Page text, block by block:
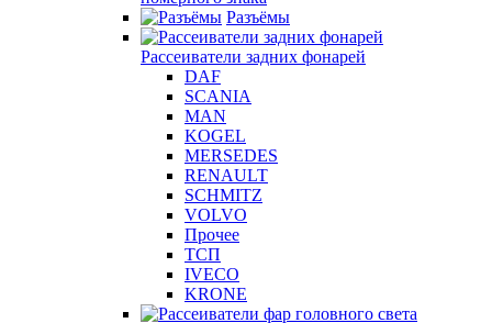
Разъёмы
Рассеиватели задних фонарей
DAF
SCANIA
MAN
KOGEL
MERSEDES
RENAULT
SCHMITZ
VOLVO
Прочее
ТСП
IVECO
KRONE